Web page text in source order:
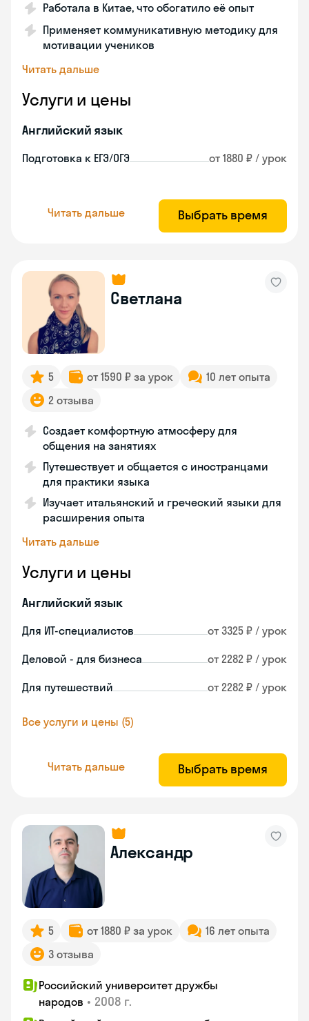
Работала в Китае, что обогатило её опыт
Применяет коммуникативную методику для
мотивации учеников
Читать дальше
Услуги и цены
Английский язык
Подготовка к ЕГЭ/ОГЭ от 1880 ₽ / урок
Читать дальше Выбрать время
Светлана
5 от 1590 ₽ за урок
10 лет опыта
2 отзыва
Создает комфортную атмосферу для
общения на занятиях
Путешествует и общается с иностранцами
для практики языка
Изучает итальянский и греческий языки для
расширения опыта
Читать дальше
Услуги и цены
Английский язык
Для ИТ-специалистов от 3325 ₽ / урок
Деловой - для бизнеса от 2282 ₽ / урок
Для путешествий от 2282 ₽ / урок
Все услуги и цены (5)
Читать дальше Выбрать время
Александр
5 от 1880 ₽ за урок
16 лет опыта
3 отзыва
Российский университет дружбы
народов • 2008 г.